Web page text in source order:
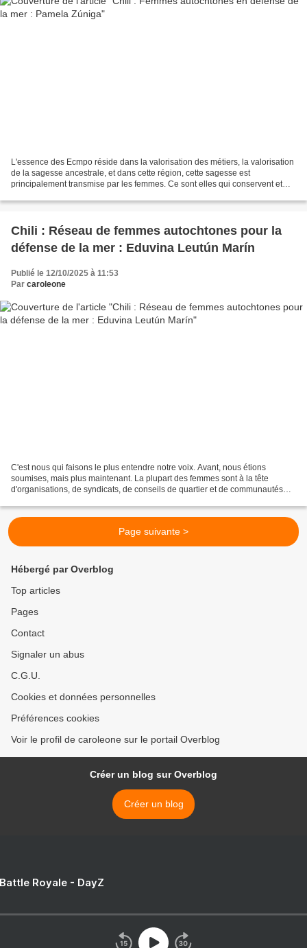
L'essence des Ecmpo réside dans la valorisation des métiers, la valorisation
de la sagesse ancestrale, et dans cette région, cette sagesse est
principalement transmise par les femmes. Ce sont elles qui conservent et
Chili : Réseau de femmes autochtones pour la
défense de la mer : Eduvina Leutún Marín
Publié le 12/10/2025 à 11:53
Par caroleone
C'est nous qui faisons le plus entendre notre voix. Avant, nous étions
soumises, mais plus maintenant. La plupart des femmes sont à la tête
d'organisations, de syndicats, de conseils de quartier et de communautés
Page suivante >
Hébergé par Overblog
Top articles
Pages
Contact
Signaler un abus
C.G.U.
Cookies et données personnelles
Préférences cookies
Voir le profil de caroleone sur le portail Overblog
Créer un blog sur Overblog
Créer un blog
Royale - DayZ